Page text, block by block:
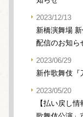
2023/12/13
新橋演舞場
配信のお知ら
2023/06/29
新作歌舞伎『
2023/05/20
【払い戻し